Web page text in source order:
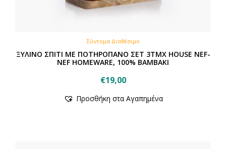
Σύντομα Διαθέσιμο
ΞΥΛΙΝΟ ΣΠΙΤΙ ΜΕ ΠΟΤΗΡΟΠΑΝΟ ΣΕΤ 3ΤΜΧ HOUSE NEF-
NEF HOMEWARE, 100% BAMBAKI
€19,00
Προσθήκη στα Αγαπημένα